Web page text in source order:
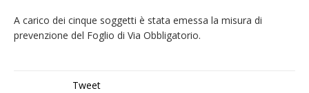
A carico dei cinque soggetti è stata emessa la misura di
prevenzione del Foglio di Via Obbligatorio.
Tweet